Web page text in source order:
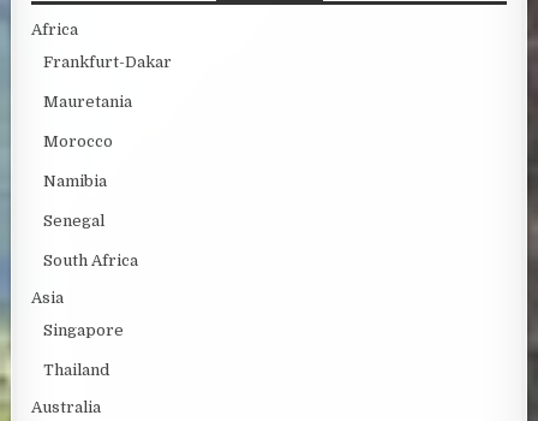
Africa
Frankfurt-Dakar
Mauretania
Morocco
Namibia
Senegal
South Africa
Asia
Singapore
Thailand
Australia